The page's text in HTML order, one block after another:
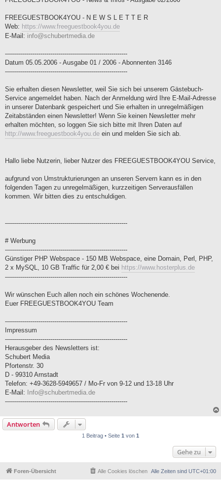
a
FREEGUESTBOOK4YOU - N E W S L E T T E R
Web: https://www.freeguestbook4you.de
E-Mail: info@schubertmedia.de
--------------------------------------------------------------
Datum 05.05.2006 - Ausgabe 01 / 2006 - Abonnenten 3146
--------------------------------------------------------------
Sie erhalten diesen Newsletter, weil Sie sich bei unserem Gästebuch-
Service angemeldet haben. Nach der Anmeldung wird Ihre E-Mail-Adresse
in unserer Datenbank gespeichert und Sie erhalten in unregelmäßigen
Zeitabständen einen Newsletter! Wenn Sie keinen Newsletter mehr
erhalten möchten, so loggen Sie sich bitte mit Ihren Daten auf
http://www.freeguestbook4you.de ein und melden Sie sich ab.
Hallo liebe Nutzerin, lieber Nutzer des FREEGUESTBOOK4YOU Service,
aufgrund von Umstrukturierungen an unseren Servern kann es in den
folgenden Tagen zu unregelmäßigen, kurzzeitigen Serverausfällen
kommen. Wir bitten dies zu entschuldigen.
--------------------------------------------------------------
# Werbung
--------------------------------------------------------------
Günstiger PHP Webspace - 150 MB Webspace, eine Domain, Perl, PHP,
2 x MySQL, 10 GB Traffic für 2,00 € bei https://www.hosterplus.de
--------------------------------------------------------------
Wir wünschen Euch allen noch ein schönes Wochenende.
Euer FREEGUESTBOOK4YOU Team
--------------------------------------------------------------
Impressum
--------------------------------------------------------------
Herausgeber des Newsletters ist:
Schubert Media
Pfortenstr. 30
D - 99310 Arnstadt
Telefon: +49-3628-5949657 / Mo-Fr von 9-12 und 13-18 Uhr
E-Mail:
Info@schubertmedia.de
--------------------------------------------------------------
Antworten
1 Beitrag • Seite 1 von 1
Gehe zu
Foren-Übersicht Alle Zeiten sind UTC+01:00
Alle Cookies löschen